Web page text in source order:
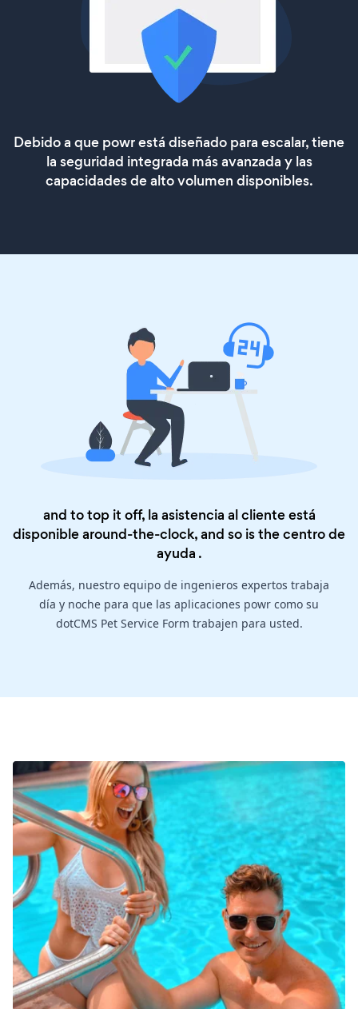
Debido a que powr está diseñado para escalar, tiene
la seguridad integrada más avanzada y las
capacidades de alto volumen disponibles.
and to top it off, la asistencia al cliente está
disponible around-the-clock, and so is thecentro de
ayuda .
Además, nuestro equipo de ingenieros expertos trabaja
día y noche para que las aplicaciones powr como su
dotCMS Pet Service Form trabajen para usted.